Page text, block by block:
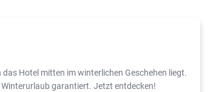
Hotel mitten im winterlichen Geschehen liegt.
garantiert. Jetzt entdecken!